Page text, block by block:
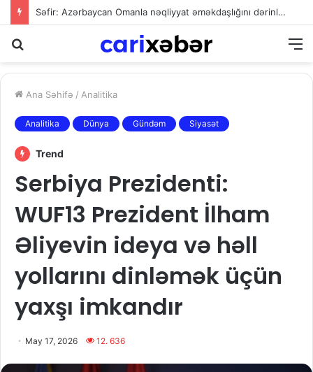
Səfir: Azərbaycan Omanla nəqliyyat əməkdaşlığını dərinləşdirməyə hazırdır
Ana Səhifə / Analitika
Analitika Dünya Gündəm Siyasət
Trend
Serbiya Prezidenti:
WUF13 Prezident İlham
Əliyevin ideya və həll
yollarını dinləmək üçün
yaxşı imkandır
May 17, 2026 12. 636